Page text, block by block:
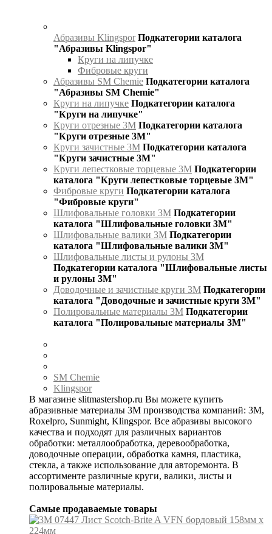
Абразивы Klingspor Подкатегории каталога
"Абразивы Klingspor"
Круги на липучке
Фибровые круги
Абразивы SM Chemie Подкатегории каталога
"Абразивы SM Chemie"
Круги на липучке Подкатегории каталога
"Круги на липучке"
Круги отрезные 3М Подкатегории каталога
"Круги отрезные 3М"
Круги зачистные 3М Подкатегории каталога
"Круги зачистные 3М"
Круги лепестковые торцевые 3М Подкатегории
каталога "Круги лепестковые торцевые 3М"
Фибровые круги Подкатегории каталога
"Фибровые круги"
Шлифовальные головки 3М Подкатегории
каталога "Шлифовальные головки 3М"
Шлифовальные валики 3М Подкатегории
каталога "Шлифовальные валики 3М"
Шлифовальные листы и рулоны 3М
Подкатегории каталога "Шлифовальные листы
и рулоны 3М"
Доводочные и зачистные круги 3М Подкатегории
каталога "Доводочные и зачистные круги 3М"
Полировальные материалы 3М Подкатегории
каталога "Полировальные материалы 3М"
SM Chemie
Klingspor
В магазине slitmastershop.ru Вы можете купить
абразивные материалы 3М производства компаний: 3М,
Roxelpro, Sunmight, Klingspor. Все абразивы высокого
качества и подходят для различных вариантов
обработки: металлообработка, деревообработка,
доводочные операции, обработка камня, пластика,
стекла, а также использование для авторемонта. В
ассортименте различные круги, валики, листы и
полировальные материалы.
Самые продаваемые товары